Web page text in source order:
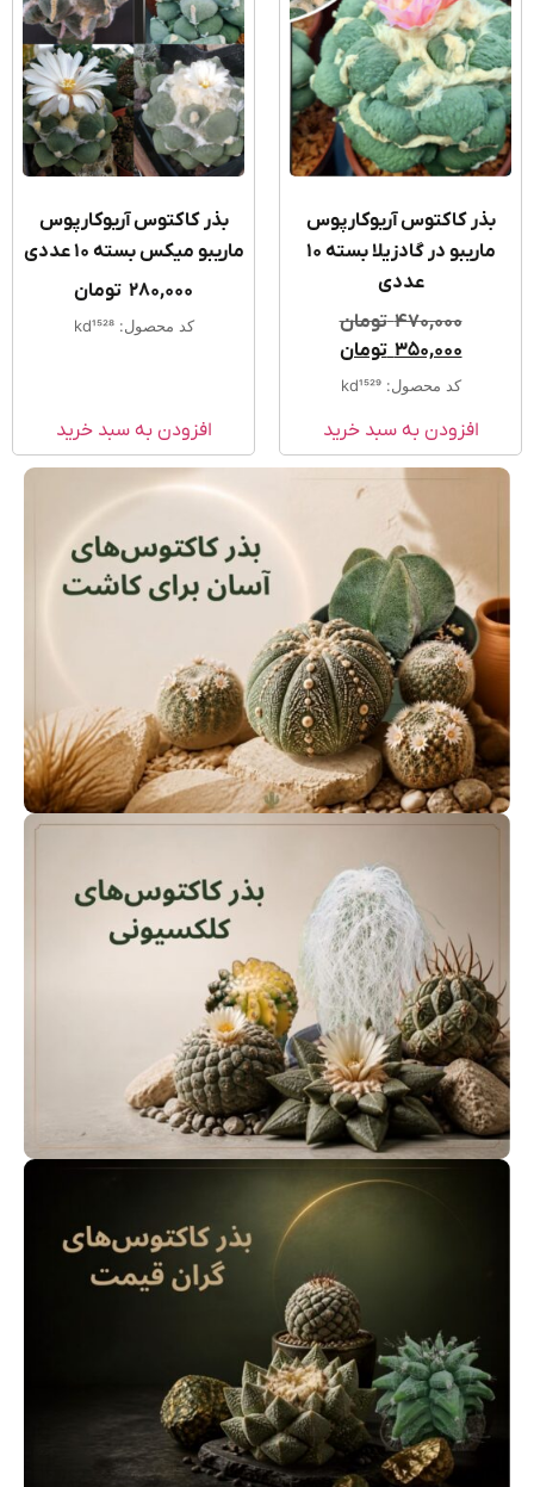
بذر کاکتوس آریوکارپوس
ماریبو در گادزیلا بسته ۱۰
عددی
470,000 تومان
350,000 تومان
کد محصول: kd1529
افزودن به سبد خرید
بذر کاکتوس آریوکارپوس
ماریبو میکس بسته ۱۰ عددی
280,000 تومان
کد محصول: kd1528
افزودن به سبد خرید